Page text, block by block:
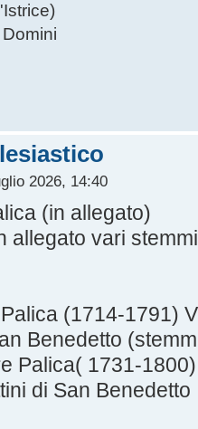
2026, 14:40
(in allegato)
allegato vari
(1714-1791)
Benedetto
Palica( 1731-
di San Benedetto